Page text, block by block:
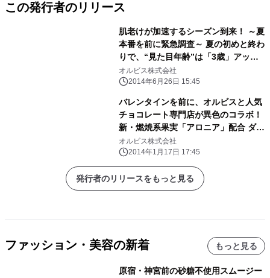
この発行者のリリース
肌老けが加速するシーズン到来！ ～夏
本番を前に緊急調査～ 夏の初めと終わ
りで、“見た目年齢”は「3歳」アッ
プ！？
オルビス株式会社
2014年6月26日 15:45
バレンタインを前に、オルビスと人気
チョコレート専門店が異色のコラボ！
新・燃焼系果実「アロニア」配合 ダイ
エットを頑張る自分へのご褒美チョ
コ！ ～『ショーコラ・アロニア』 1月
18日より期間限定発売～
オルビス株式会社
2014年1月17日 17:45
発行者のリリースをもっと見る
ファッション・美容の新着 もっと見る
原宿・神宮前の砂糖不使用スムージー